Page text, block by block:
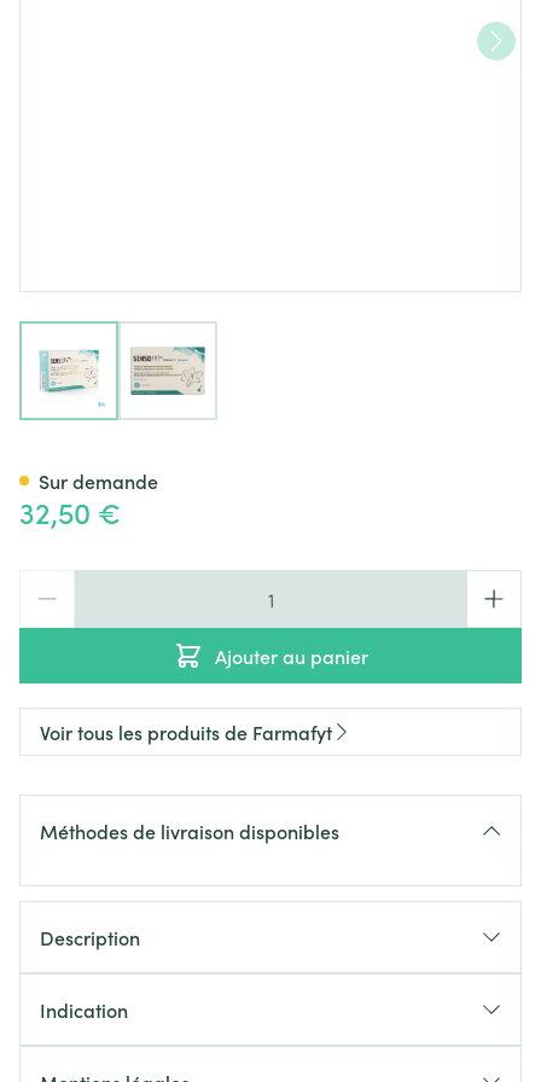
32,50 €
Ajouter au panier
Sur demande
Voir tous les produits de Farmafyt
Méthodes de livraison disponibles
Description
Indication